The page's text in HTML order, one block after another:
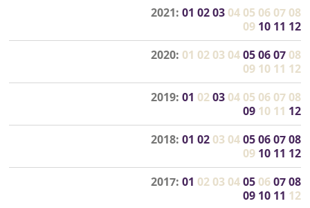
2021: 01 02 03 04 05 06 07 08
09 10 11 12
2020: 01 02 03 04 05 06 07 08
09 10 11 12
2019: 01 02 03 04 05 06 07 08
09 10 11 12
2018: 01 02 03 04 05 06 07 08
09 10 11 12
2017: 01 02 03 04 05 06 07 08
09 10 11 12